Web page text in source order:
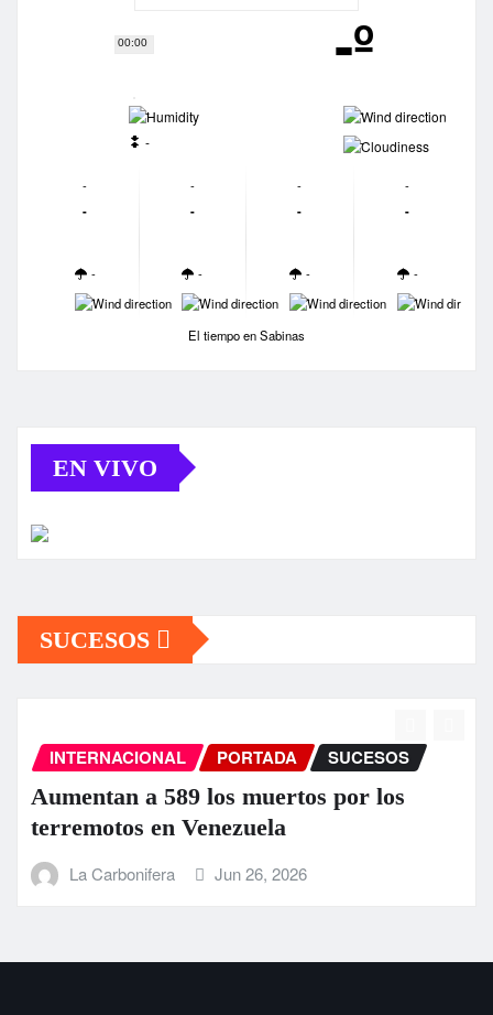
00:00 -º
-
-
-
-
-
-
-
-
-
-
-
-
-
-
-
-
-
-
-
-
El tiempo en Sabinas
EN VIVO
SUCESOS
INTERNACIONAL PORTADA SUCESOS
Aumentan a 589 los muertos por los
terremotos en Venezuela
La Carbonifera Jun 26, 2026